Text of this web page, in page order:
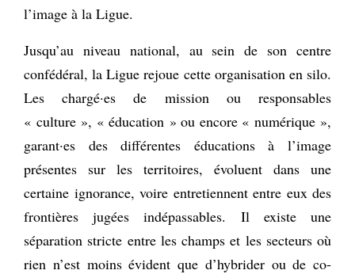
l’image à la Ligue.
Jusqu’au niveau national, au sein de son centre
confédéral, la Ligue rejoue cette organisation en silo.
Les chargé·es de mission ou responsables
« culture », « éducation » ou encore « numérique »,
garant·es des différentes éducations à l’image
présentes sur les territoires, évoluent dans une
certaine ignorance, voire entretiennent entre eux des
frontières jugées indépassables. Il existe une
séparation stricte entre les champs et les secteurs où
rien n’est moins évident que d’hybrider ou de co-